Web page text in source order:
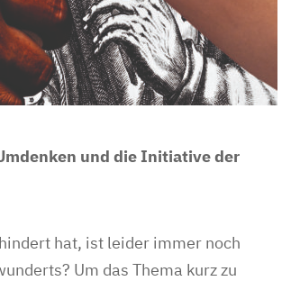
und die Initiative der
hat, ist leider immer noch
Um das Thema kurz zu